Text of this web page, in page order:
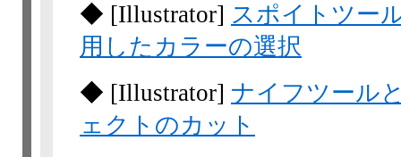
◆ [Illustrator] スポイトツー
用したカラーの選択
◆ [Illustrator] ナイフツール
ェクトのカット